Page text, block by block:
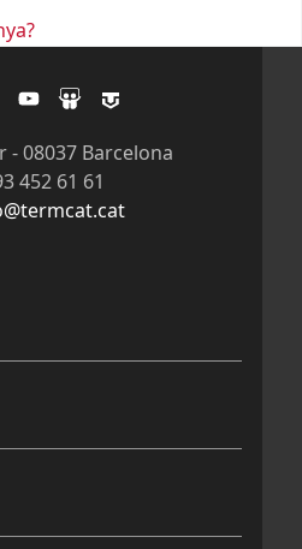
- 08037 Barcelona
452 61 61